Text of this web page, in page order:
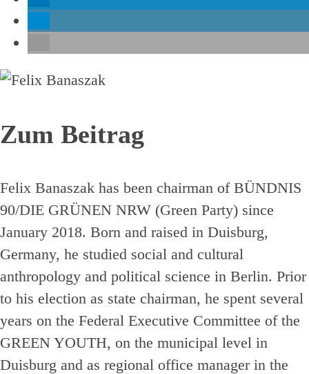
Zum Beitrag
Felix Banaszak has been chairman of BÜNDNIS
90/DIE GRÜNEN NRW (Green Party) since
January 2018. Born and raised in Duisburg,
Germany, he studied social and cultural
anthropology and political science in Berlin. Prior
to his election as state chairman, he spent several
years on the Federal Executive Committee of the
GREEN YOUTH, on the municipal level in
Duisburg and as regional office manager in the